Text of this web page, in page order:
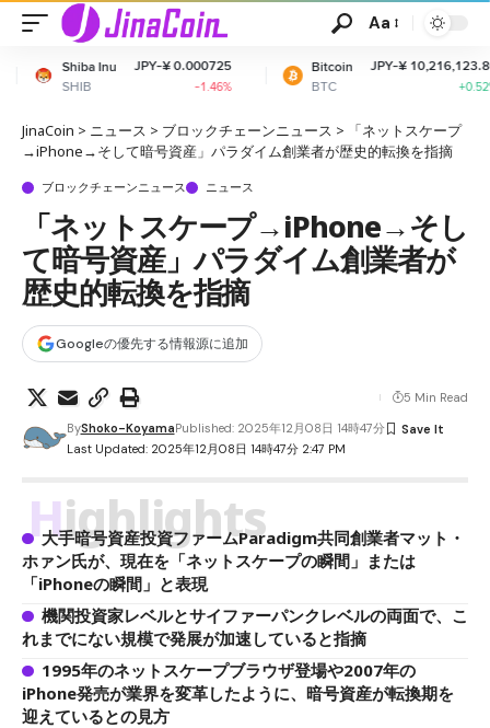
Aa
JPY-¥ 0.000725
-1.46%
Bitcoin
BTC
JPY-¥ 10,216,123.80
ETH
JinaCoin > ニュース > ブロックチェーンニュース >
「ネットスケープ
→iPhone→そして暗号資産」パラダイム創業者が歴史的転換を指摘
ブロックチェーンニュース ニュース
「ネットスケープ→iPhone→そし
て暗号資産」パラダイム創業者が
歴史的転換を指摘
Googleの優先する情報源に追加
Last Updated: 2025年12月08日 14時47分 2:47 PM
ByShoko-KoyamaPublished: 2025年12月08日 14時47分
5 Min Read
Highlights
大手暗号資産投資ファームParadigm共同創業者マット・
ホァン氏が、現在を「ネットスケープの瞬間」または
「iPhoneの瞬間」と表現
機関投資家レベルとサイファーパンクレベルの両面で、こ
れまでにない規模で発展が加速していると指摘
1995年のネットスケープブラウザ登場や2007年の
iPhone発売が業界を変革したように、暗号資産が転換期を
迎えているとの見方